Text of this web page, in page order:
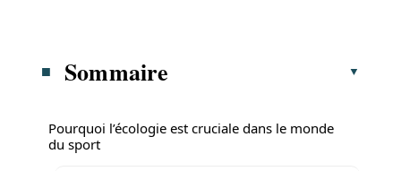
Sommaire
Pourquoi l’écologie est cruciale dans le monde
du sport